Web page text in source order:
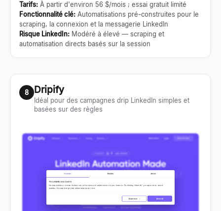
Tarifs: À partir d'environ 56 $/mois ; essai gratuit limité
Fonctionnalité clé: Automatisations pré-construites pour le
scraping, la connexion et la messagerie LinkedIn
Risque LinkedIn: Modéré à élevé — scraping et
automatisation directs basés sur la session
8 Dripify
Idéal pour des campagnes drip LinkedIn simples et
basées sur des règles